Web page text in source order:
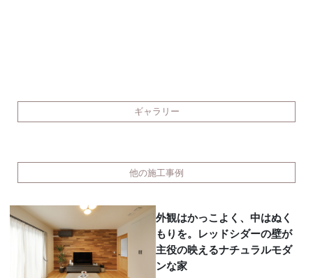
ギャラリー
他の施工事例
外観はかっこよく、中はぬく
もりを。レッドシダーの壁が
主役の映えるナチュラルモダ
ンな家